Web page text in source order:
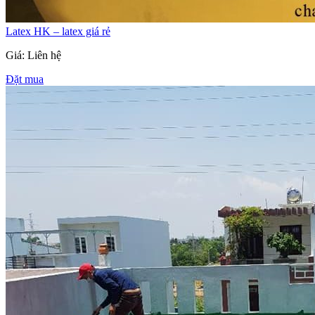
Latex HK – latex giá rẻ
Giá: Liên hệ
Đặt mua